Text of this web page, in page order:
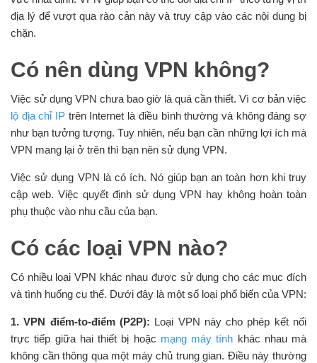
địa lý để vượt qua rào cản này và truy cập vào các nội dung bị
chặn.
Có nên dùng VPN không?
Việc sử dụng VPN chưa bao giờ là quá cần thiết. Vì cơ bản việc
lộ địa chỉ IP trên Internet là điều bình thường và không đáng sợ
như bạn tưởng tượng. Tuy nhiên, nếu bạn cần những lợi ích mà
VPN mang lại ở trên thì bạn nên sử dụng VPN.
Việc sử dụng VPN là có ích. Nó giúp bạn an toàn hơn khi truy
cập web. Việc quyết định sử dụng VPN hay không hoàn toàn
phụ thuộc vào nhu cầu của bạn.
Có các loại VPN nào?
Có nhiều loại VPN khác nhau được sử dụng cho các mục đích
và tình huống cụ thể. Dưới đây là một số loại phổ biến của VPN:
1. VPN điểm-to-điểm (P2P): Loại VPN này cho phép kết nối
trực tiếp giữa hai thiết bị hoặc mạng máy tính khác nhau mà
không cần thông qua một máy chủ trung gian. Điều này thường